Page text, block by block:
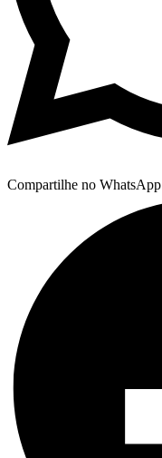
Compartilhe no WhatsApp